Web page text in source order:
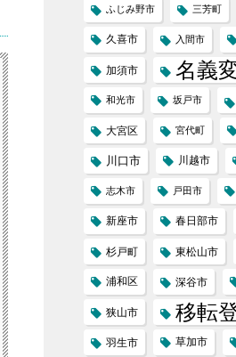
ふじみ野市 三芳町
久喜市 入間市
加須市 名義
和光市 坂戸市
大宮区 宮代町
川口市 川越市
志木市 戸田市
新座市 春日部市
杉戸町 東松山市
浦和区 深谷市
狭山市 移転
羽生市 草加市